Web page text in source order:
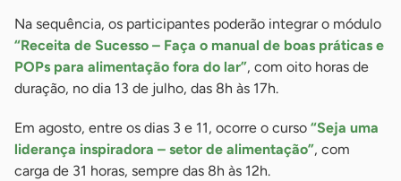
Na sequência, os participantes poderão integrar o módulo
“Receita de Sucesso – Faça o manual de boas práticas e
POPs para alimentação fora do lar”, com oito horas de
duração, no dia 13 de julho, das 8h às 17h.
Em agosto, entre os dias 3 e 11, ocorre o curso “Seja uma
liderança inspiradora – setor de alimentação”, com
carga de 31 horas, sempre das 8h às 12h.